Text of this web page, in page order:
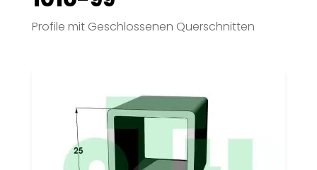
Profile mit Geschlossenen Querschnitten